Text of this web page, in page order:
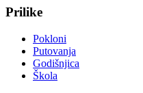
Prilike
Pokloni
Putovanja
Godišnjica
Škola